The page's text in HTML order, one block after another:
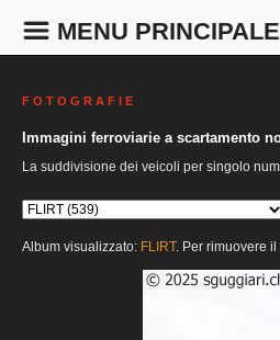
MENU PRINCIPALE
F O T O G R A F I E
Immagini ferroviarie a scartamento
La suddivisione dei veicoli per singolo
Album visualizzato: FLIRT. Per rimuovere